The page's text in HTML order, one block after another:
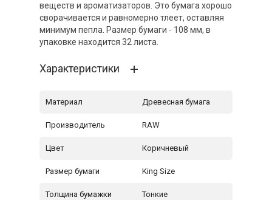
веществ и ароматизаторов. Это бумага хорошо
сворачивается и равномерно тлеет, оставляя
минимум пепла. Размер бумаги - 108 мм, в
упаковке находится 32 листа.
Характеристики
Материал Древесная бумага
Производитель RAW
Цвет Коричневый
Размер бумаги King Size
Толщина бумажки Тонкие